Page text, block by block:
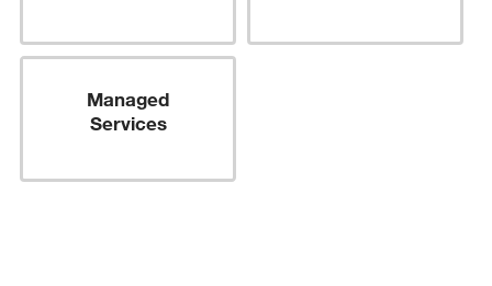
Managed
Services